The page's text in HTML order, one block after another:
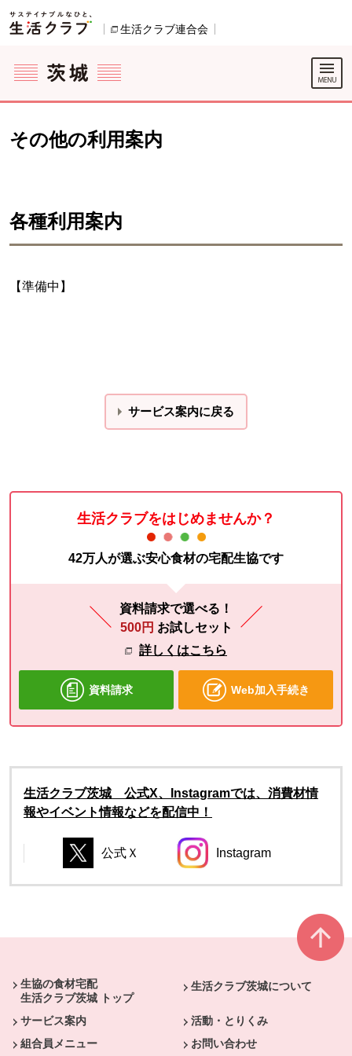
ページの先頭です。
生活クラブ連合会
ここからサイト内共通メニューです。
サイト内共通メニューをスキップする
サイト内共通メニューここまで。
その他の利用案内
各種利用案内
【準備中】
サービス案内に戻る
生活クラブをはじめませんか？
42万人が選ぶ安心食材の宅配生協です
資料請求で選べる！
500円 お試しセット
詳しくはこちら
資料請求 Web加入手続き
生活クラブ茨城 公式X、Instagramでは、消費材情
報やイベント情報などを配信中！
別のウィンドウで開きます。
公式Ｘ
別のウィンドウで開きます。
別のウィンドウで開きます。
Instagram
別のウィンドウで開
生協の食材宅配
生活クラブ茨城 トップ
生活クラブ茨城について
サービス案内
活動・とりくみ
組合員メニュー
お問い合わせ